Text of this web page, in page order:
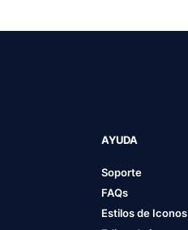
AYUDA
Soporte
FAQs
Estilos de Iconos